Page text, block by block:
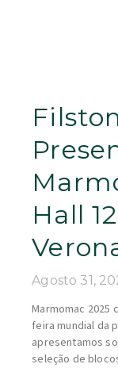
Hall
Agosto 31,
Marmomac 2025
feira mundial da
apresentamos
seleção de